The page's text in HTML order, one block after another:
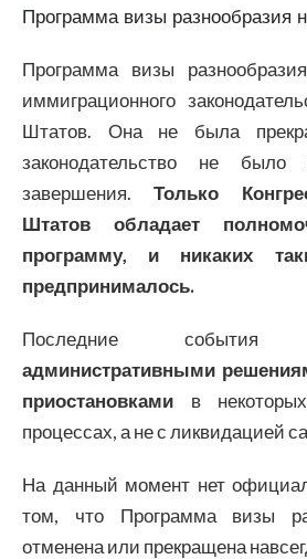
Программа визы разнообразия
Программа визы
иммиграционного
Штатов. Она не была
законодательство не
завершения.Только
Штатов обладает
программу, и никаких
предпринималось.
Последние
административными
приостановками в
процессах, а не с ликвидацией
На данный момент нет
том, что Программа визы
отменена или прекращена